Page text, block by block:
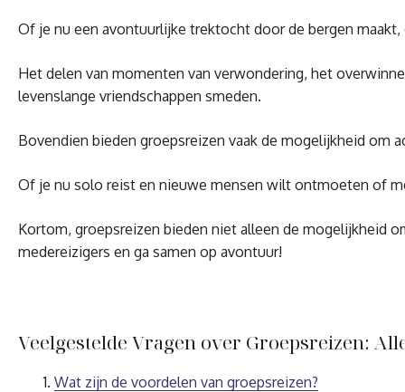
Of je nu een avontuurlijke trektocht door de bergen
Het delen van momenten van verwondering, het
levenslange vriendschappen smeden.
Bovendien bieden groepsreizen vaak de mogelijkheid om
Of je nu solo reist en nieuwe mensen wilt ontmoeten of
Kortom, groepsreizen bieden niet alleen de mogelijkheid
medereizigers en ga samen op avontuur!
Veelgestelde Vragen over Groepsreizen:
Wat zijn de voordelen van groepsreizen?